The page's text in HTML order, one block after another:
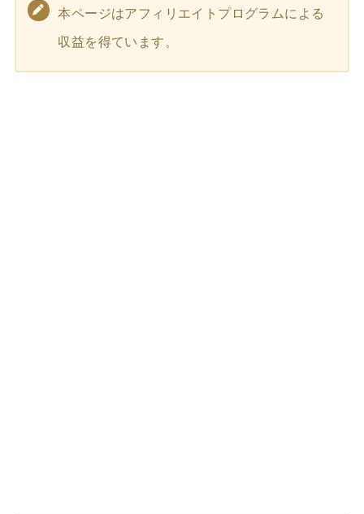
本ページはアフィリエイトプログラムによる
収益を得ています。